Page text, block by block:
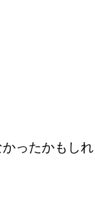
ったかもしれ